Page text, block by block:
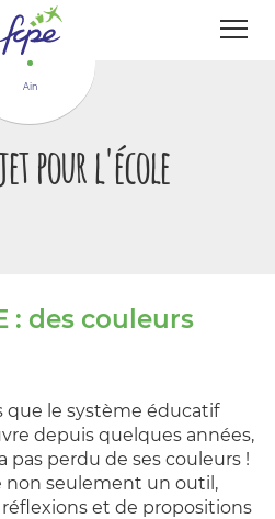
Ain
pour l'école
: des couleurs
que le système éducatif
depuis quelques années,
pas perdu de ses couleurs !
non seulement un outil,
et de propositions